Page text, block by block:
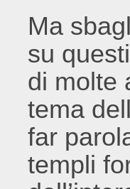
Ma
su
di molte
tema
far
templi